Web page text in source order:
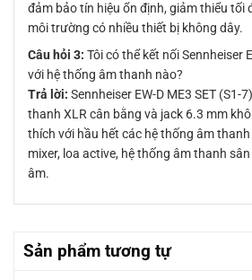
đảm bảo tín hiệu ổn định, giảm thiểu tối
môi trường có nhiều thiết bị không dây.
Câu hỏi 3: Tôi có thể kết nối Sennheiser
với hệ thống âm thanh nào?
Trả lời: Sennheiser EW-D ME3 SET (S1-
thanh XLR cân bằng và jack 6.3 mm
thích với hầu hết các hệ thống âm
mixer, loa active, hệ thống âm thanh
âm.
Sản phẩm tương tự